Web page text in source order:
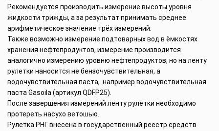
Рекомендуется производить измерение высоты уровня
жидкости трижды, а за результат принимать среднее
арифметическое значение трёх измерений.
Также возможно измерение подтоварных вод в ёмкостях
хранения нефтепродуктов, измерение производится
аналогично измерению уровню нефтепродуктов, но на ленту
рулетки наносится не бензочувствительная, а
водочувствительная паста, например водочувствительная
паста Gasoila (артикул QDFP25).
После завершения измерений ленту рулетки необходимо
протереть насухо ветошью.
Рулетка РНГ внесена в государственный реестр средств